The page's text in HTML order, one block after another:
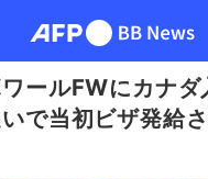
ールFWにカナダ
で当初ビザ発給